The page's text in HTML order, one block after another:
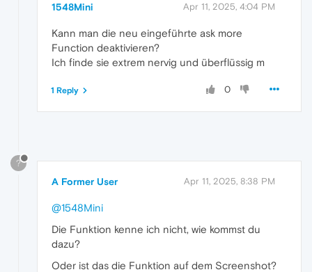
1548Mini Apr 11, 2025, 4:04 PM
Kann man die neu eingeführte ask more
Function deaktivieren?
Ich finde sie extrem nervig und überflüssig m
0
1 Reply
?
A Former User Apr 11, 2025, 8:38 PM
@1548Mini
Die Funktion kenne ich nicht, wie kommst du
dazu?
Oder ist das die Funktion auf dem Screenshot?